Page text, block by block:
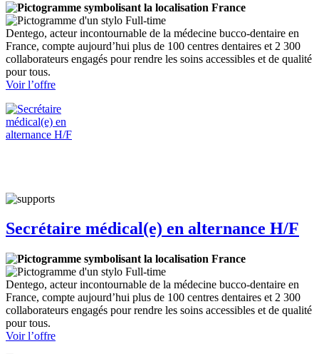
France
Full-time
Dentego, acteur incontournable de la médecine bucco-dentaire en
France, compte aujourd’hui plus de 100 centres dentaires et 2 300
collaborateurs engagés pour rendre les soins accessibles et de qualité
pour tous.
Voir l’offre:
médical(e)
H/F
Secrétaire médical(e) en alternance H/F
France
Full-time
Dentego, acteur incontournable de la médecine bucco-dentaire en
France, compte aujourd’hui plus de 100 centres dentaires et 2 300
collaborateurs engagés pour rendre les soins accessibles et de qualité
pour tous.
Voir l’offre: